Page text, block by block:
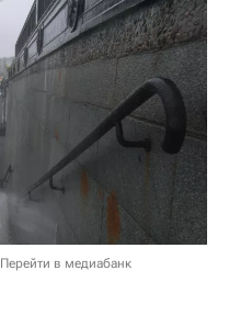
Перейти в медиабанк